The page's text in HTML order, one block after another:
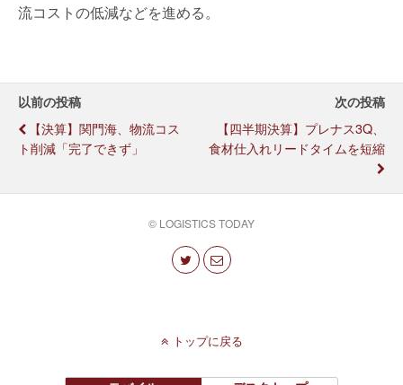
流コストの低減などを進める。
以前の投稿
【決算】関門海、物流コス
ト削減「完了できず」
次の投稿
【四半期決算】プレナス3Q、
食材仕入れリードタイムを短縮
© LOGISTICS TODAY
トップに戻る